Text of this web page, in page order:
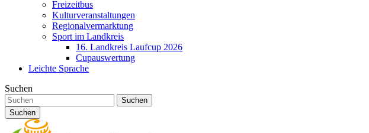
Freizeitbus
Kulturveranstaltungen
Regionalvermarktung
Sport im Landkreis
16. Landkreis Laufcup 2026
Cupauswertung
Leichte Sprache
Suchen
Suchen
Suchen